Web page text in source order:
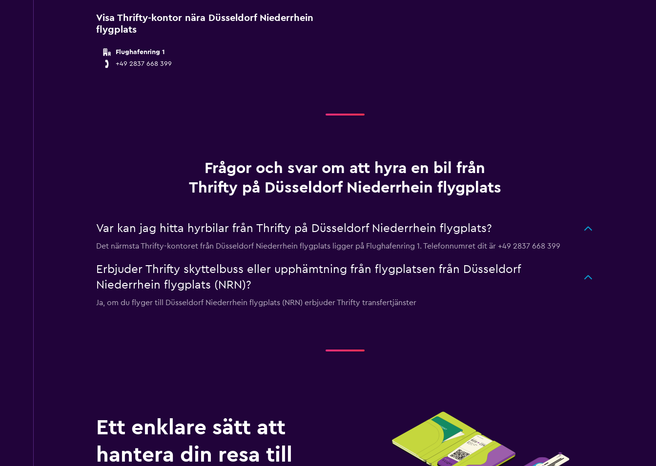
Visa Thrifty-kontor nära Düsseldorf Niederrhein
flygplats
Flughafenring 1
+49 2837 668 399
Frågor och svar om att hyra en bil från
Thrifty på Düsseldorf Niederrhein flygplats
Var kan jag hitta hyrbilar från Thrifty på Düsseldorf Niederrhein flygplats?
Det närmsta Thrifty-kontoret från Düsseldorf Niederrhein flygplats ligger på Flughafenring 1. Telefonnumret dit är +49 2837 668 399
Erbjuder Thrifty skyttelbuss eller upphämtning från flygplatsen från Düsseldorf
Niederrhein flygplats (NRN)?
Ja, om du flyger till Düsseldorf Niederrhein flygplats (NRN) erbjuder Thrifty transfertjänster
Ett enklare sätt att
hantera din resa till